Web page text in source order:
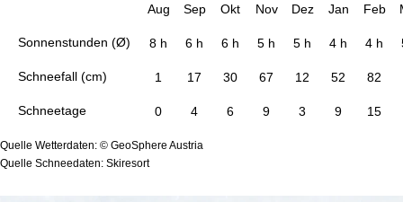
Sonnenstunden (Ø)
Schneefall (cm)
Schneetage
Aug Sep Okt Nov Dez Jan Feb
8 h 6 h 6 h 5 h 5 h 4 h 4 h
1 17 30 67 12 52 82
0 4 6 9 3 9 15
Quelle Wetterdaten: © GeoSphere Austria
Quelle Schneedaten: Skiresort